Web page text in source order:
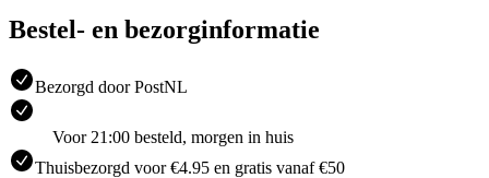
Bestel- en bezorginformatie
Bezorgd door PostNL
Voor 21:00 besteld, morgen in huis
Thuisbezorgd voor €4.95 en gratis vanaf €50